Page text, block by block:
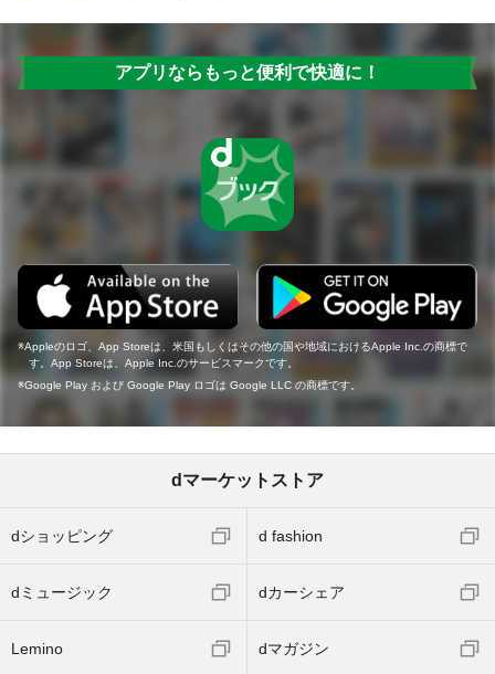
アプリならもっと便利で快適に！
Appleのロゴ、App Storeは、米国もしくはその他の国や地域におけるApple Inc.の商標で
す。App Storeは、Apple Inc.のサービスマークです。
Google Play および Google Play ロゴは Google LLC の商標です。
dマーケットストア
dショッピング d fashion
dミュージック dカーシェア
Lemino dマガジン